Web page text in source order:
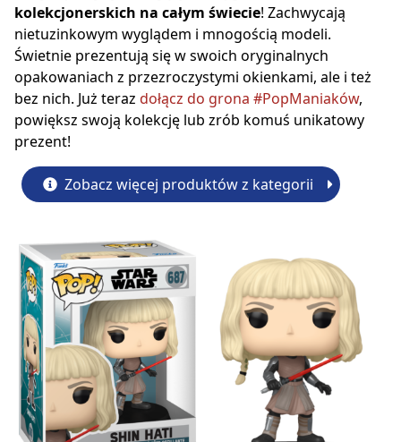
kolekcjonerskich na całym świecie! Zachwycają
nietuzinkowym wyglądem i mnogością modeli.
Świetnie prezentują się w swoich oryginalnych
opakowaniach z przezroczystymi okienkami, ale i też
bez nich. Już teraz dołącz do grona #PopManiaków,
powiększ swoją kolekcję lub zrób komuś unikatowy
prezent!
Zobacz więcej produktów z kategorii